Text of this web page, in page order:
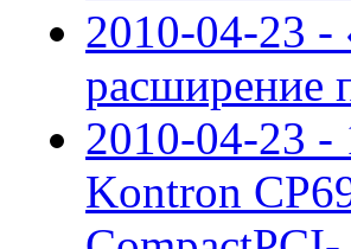
2010-04-23 -
расширение
2010-04-23 -
Kontron